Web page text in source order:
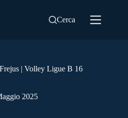
Cerca
| Volley Ligue B 16
2025